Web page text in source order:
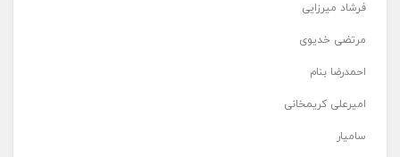
فرشاد میرزایی
مرتضی خدیوی
احمدرضا بنام
امیرعلی کریمخانی
سامیار